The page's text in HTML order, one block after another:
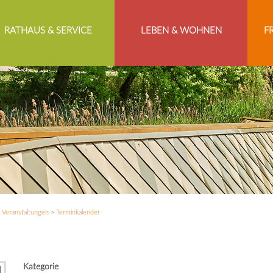
RATHAUS & SERVICE LEBEN & WOHNEN
Veranstaltungen> Terminkalender
Kategorie